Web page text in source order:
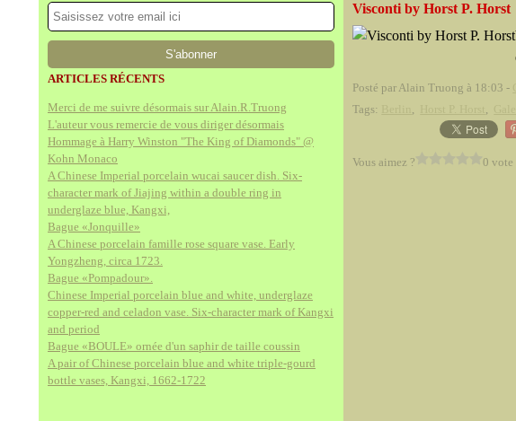
ARTICLES RÉCENTS
Merci de me suivre désormais sur Alain.R.Truong
L'auteur vous remercie de vous diriger désormais
Hommage à Harry Winston "The King of Diamonds" @
Kohn Monaco
A Chinese Imperial porcelain wucai saucer dish. Six-
character mark of Jiajing within a double ring in
underglaze blue, Kangxi,
Bague «Jonquille»
A Chinese porcelain famille rose square vase. Early
Yongzheng, circa 1723.
Bague «Pompadour».
Chinese Imperial porcelain blue and white, underglaze
copper-red and celadon vase. Six-character mark of Kangxi
and period
Bague «BOULE» ornée d'un saphir de taille coussin
A pair of Chinese porcelain blue and white triple-gourd
bottle vases, Kangxi, 1662-1722
Visconti by Horst P. Horst
Posté par Alain Truong à 18:03 -
Tags:
, ,
Vous aimez ? 0 vote